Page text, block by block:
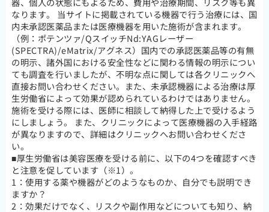
なります。 当サイトに掲載されている機器で行う治療には、国
内未承認医薬品または医療機器を用いた施術が含まれます。
（例：ポテンツァ/QスイッチNd:YAGレーザー
(SPECTRA)/eMatrix/アグネス）国内での承認医薬品等の有無
の明示、諸外国における安全性などに関わる情報の明示につい
ても調査を行いましたが、不明な点に関しては各クリニックへ
直接お問い合わせください。また、未承認機器による治療は厚
生労働省によって効果が認められているわけではありません。
施術を受ける際には、医師に相談して納得した上で受けるよう
にしましょう。 また、クリニックによって医療機器の入手経路
が異なりますので、詳細はクリニックへお問い合わせくださ
い。
■厚生労働省は美容医療を受ける前に、以下の4つを確認すべき
と注意を促しています（※1）。
1：使用する薬や機器がどのようなものか、自分でも説明でき
ますか？
2：効果だけでなく、リスクや副作用などについても知り、納